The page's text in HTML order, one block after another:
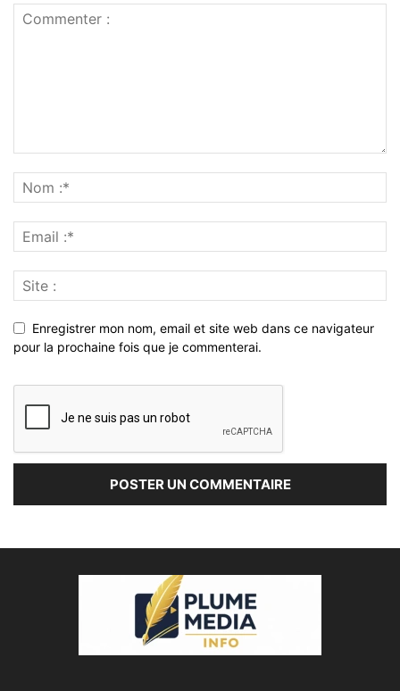
Enregistrer mon nom, email et site web dans ce navigateur
pour la prochaine fois que je commenterai.